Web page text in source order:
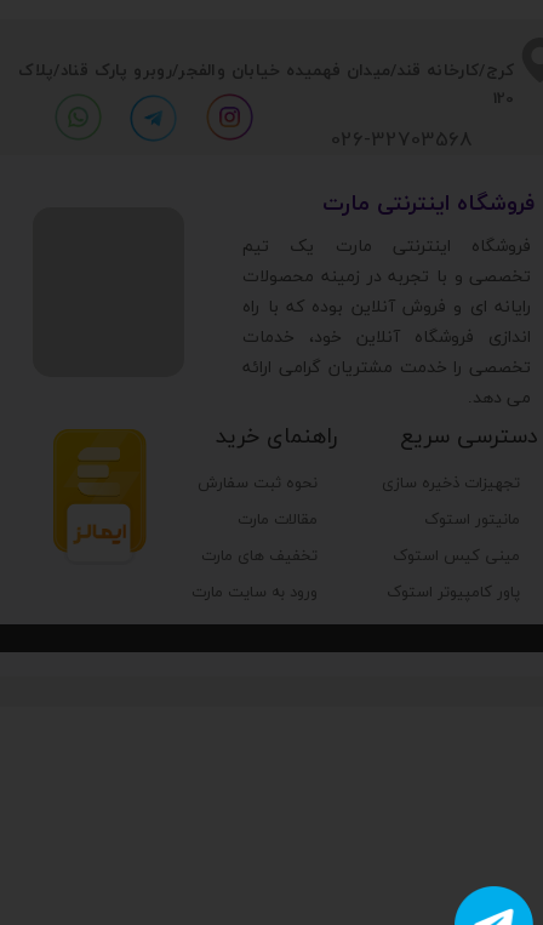
​​کرج/کارخانه قند/میدان فهمیده خیابان والفجر/روبرو پارک قناد/پلاک
120
تجهیزات ذخیره سازی
مانیتور استوک
مینی کیس استوک
پاور کامپیوتر استوک
دسترسی سریع راهنمای خرید
نحوه ثبت سفارش
مقالات مارت
تخفیف های مارت
ورود به سایت مارت
​فروشگاه اینترنتی مارت
​فروشگاه اینترنتی مارت یک تیم
تخصصی و با تجربه در زمینه محصولات
رایانه ای و فروش آنلاین بوده که با راه
اندازی فروشگاه آنلاین خود، خدمات
تخصصی را خدمت مشتریان گرامی ارائه
می دهد.
026-32703568